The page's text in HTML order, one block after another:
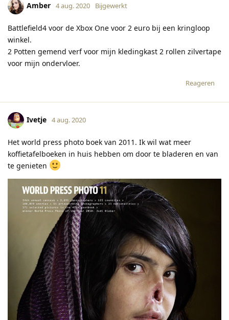
Amber 4 aug. 2020 Bijgewerkt
Battlefield4 voor de Xbox One voor 2 euro bij een kringloop
winkel.
2 Potten gemend verf voor mijn kledingkast 2 rollen zilvertape
voor mijn ondervloer.
Reageren
Ivetje 4 aug. 2020
Het world press photo boek van 2011. Ik wil wat meer
koffietafelboeken in huis hebben om door te bladeren en van
te genieten